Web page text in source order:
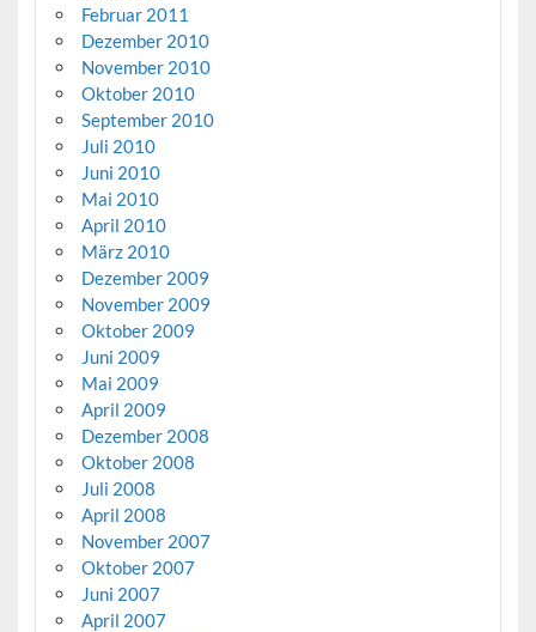
Februar 2011
Dezember 2010
November 2010
Oktober 2010
September 2010
Juli 2010
Juni 2010
Mai 2010
April 2010
März 2010
Dezember 2009
November 2009
Oktober 2009
Juni 2009
Mai 2009
April 2009
Dezember 2008
Oktober 2008
Juli 2008
April 2008
November 2007
Oktober 2007
Juni 2007
April 2007